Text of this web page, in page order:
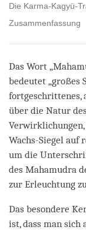
Die Karma-Kagyü-
Zusammenfassung
Das Wort
bedeutet „großes
fortgeschrittenes,
über die Natur
Verwirklichungen,
Wachs-Siegel auf
um die
des Mahamudra
zur Erleuchtung
Das besondere
ist, dass man sich